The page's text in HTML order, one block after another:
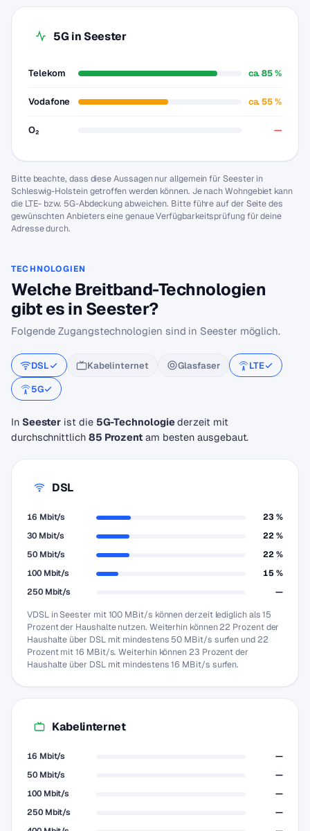
5G in Seester
Telekom ca. 85 %
Vodafone ca. 55 %
O₂ —
Bitte beachte, dass diese Aussagen nur allgemein für Seester in
Schleswig-Holstein getroffen werden können. Je nach Wohngebiet kann
die LTE- bzw. 5G-Abdeckung abweichen. Bitte führe auf der Seite des
gewünschten Anbieters eine genaue Verfügbarkeitsprüfung für deine
Adresse durch.
TECHNOLOGIEN
Welche Breitband-Technologien
gibt es in Seester?
Folgende Zugangstechnologien sind in Seester möglich.
DSL Kabelinternet Glasfaser
LTE
5G
In Seester ist die 5G-Technologiederzeit mit
durchschnittlich 85 Prozentam besten ausgebaut.
DSL
16 Mbit/s
23 %
30 Mbit/s
22 %
50 Mbit/s
22 %
100 Mbit/s
15 %
250 Mbit/s
—
VDSL in Seester mit 100 MBit/s können derzeit lediglich als 15
Prozent der Haushalte nutzen. Weiterhin können 22 Prozent der
Haushalte über DSL mit mindestens 50 MBit/s surfen und 22
Prozent mit 16 MBit/s. Weiterhin können 23 Prozent der
Haushalte über DSL mit mindestens 16 MBit/s surfen.
Kabelinternet
16 Mbit/s
—
50 Mbit/s
—
100 Mbit/s
—
250 Mbit/s
—